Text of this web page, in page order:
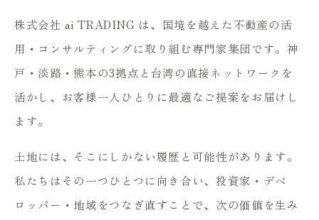
株式会社 ai TRADING は、国境を越えた不動産の活
用・コンサルティングに取り組む専門家集団です。神
戸・淡路・熊本の3拠点と台湾の直接ネットワークを
活かし、お客様一人ひとりに最適なご提案をお届けし
ます。
土地には、そこにしかない履歴と可能性があります。
私たちはその一つひとつに向き合い、投資家・デベ
ロッパー・地域をつなぎ直すことで、次の価値を生み